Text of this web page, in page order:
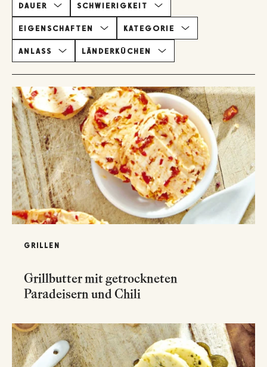
DAUER SCHWIERIGKEIT
EIGENSCHAFTEN KATEGORIE
ANLASS LÄNDERKÜCHEN
GRILLEN
Grillbutter mit getrockneten
Paradeisern und Chili